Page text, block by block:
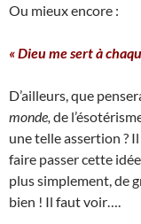
Ou mieux encore :
« Dieu me sert à
D’ailleurs, que
monde, de
une telle assertion ?
faire passer cette
plus simplement, de
bien ! Il faut voir….